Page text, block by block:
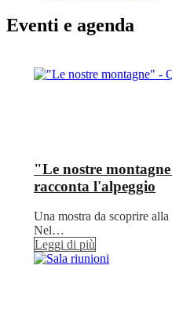
Eventi e agenda
"Le nostre
racconta l'alpeggio
Una mostra da scoprire
Nel…
Leggi di più